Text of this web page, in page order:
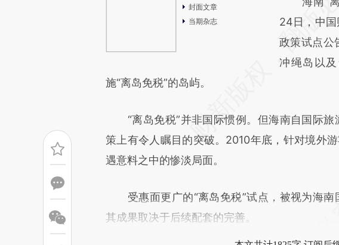
封面文章
当期杂志
[https://
(https://
成，可能与
24日，中国
政策试点公
冲绳岛以
施“离岛免税”的岛屿。
“离岛免税”并非国际惯例。但海南自国际旅
策上有令人瞩目的突破。2010年底，针对境外
遇意料之中的惨淡局面。
受惠面更广的“离岛免税”试点，被视为海南
其成果取决于后续配套的完善。